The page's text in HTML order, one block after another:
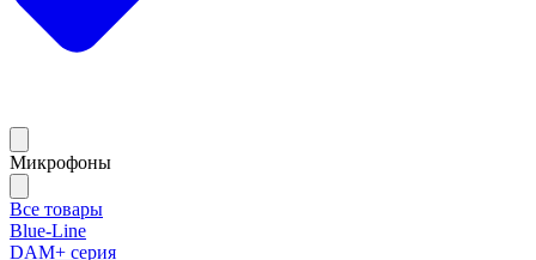
Микрофоны
Все товары
Blue-Line
DAM+ серия